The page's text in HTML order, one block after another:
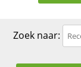
Zoek naar: